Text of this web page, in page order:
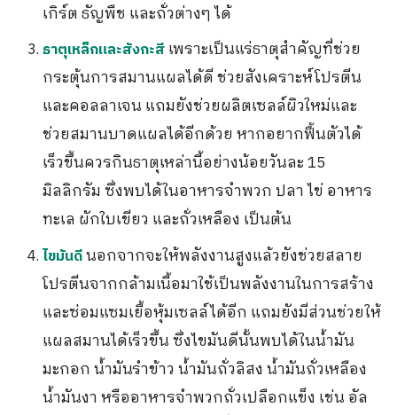
เกิร์ต ธัญพืช และถั่วต่างๆ ได้
ธาตุเหล็กและสังกะสี เพราะเป็นแร่ธาตุสำคัญที่ช่วย
กระตุ้นการสมานแผลได้ดี ช่วยสังเคราะห์โปรตีน
และคอลลาเจน แถมยังช่วยผลิตเซลล์ผิวใหม่และ
ช่วยสมานบาดแผลได้อีกด้วย หากอยากฟื้นตัวได้
เร็วขึ้นควรกินธาตุเหล่านี้อย่างน้อยวันละ 15
มิลลิกรัม ซึ่งพบได้ในอาหารจำพวก ปลา ไข่ อาหาร
ทะเล ผักใบเขียว และถั่วเหลือง เป็นต้น
ไขมันดี นอกจากจะให้พลังงานสูงแล้วยังช่วยสลาย
โปรตีนจากกล้ามเนื้อมาใช้เป็นพลังงานในการสร้าง
และซ่อมแซมเยื้อหุ้มเซลล์ได้อีก แถมยังมีส่วนช่วยให้
แผลสมานได้เร็วขึ้น ซึ่งไขมันดีนั้นพบได้ในน้ำมัน
มะกอก น้ำมันรำข้าว น้ำมันถั่วลิสง น้ำมันถั่วเหลือง
น้ำมันงา หรืออาหารจำพวกถั่วเปลือกแข็ง เช่น อัล